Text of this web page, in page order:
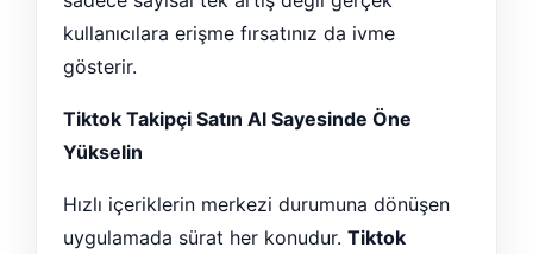
kullanıcılara erişme fırsatınız da ivme
gösterir.
Tiktok Takipçi Satın Al Sayesinde Öne
Yükselin
Hızlı içeriklerin merkezi durumuna dönüşen
uygulamada sürat her konudur. Tiktok